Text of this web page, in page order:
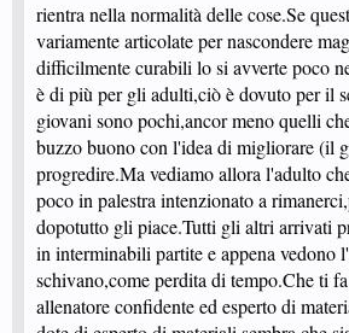
rientra nella normalità delle cose.Se
variamente articolate per nascondere
difficilmente curabili lo si avverte poco
è di più per gli adulti,ciò è dovuto per il
giovani sono pochi,ancor meno quelli
buzzo buono con l'idea di migliorare (il
progredire.Ma vediamo allora l'adulto
poco in palestra intenzionato a
dopotutto gli piace.Tutti gli altri arrivati
in interminabili partite e appena vedono
schivano,come perdita di tempo.Che ti
allenatore confidente ed esperto di